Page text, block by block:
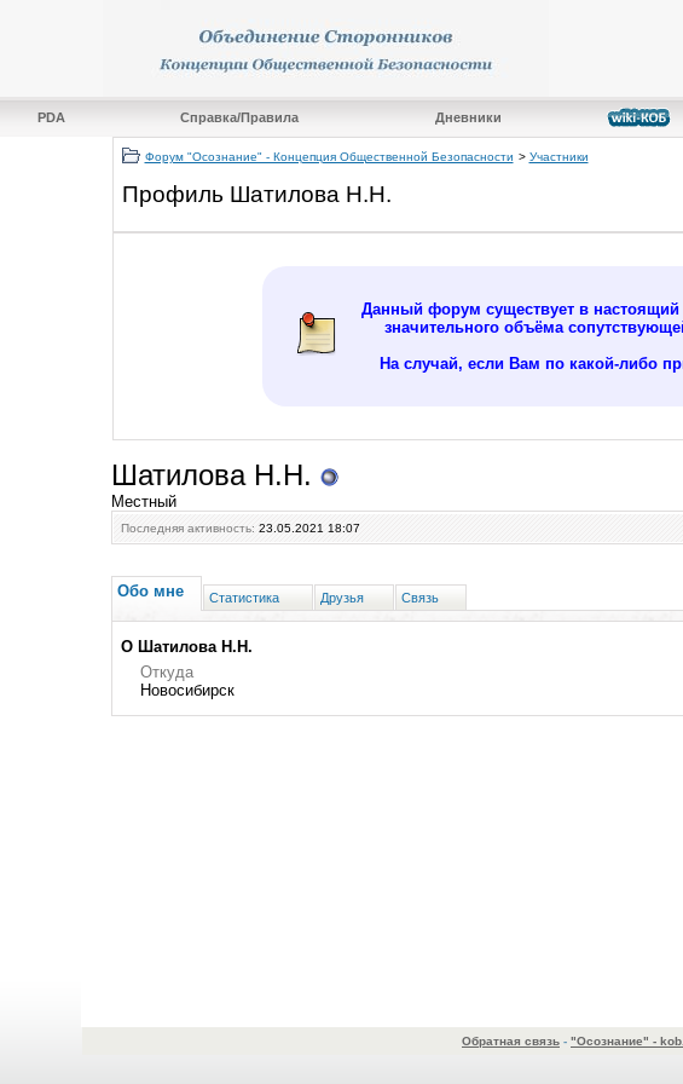
PDA Справка/Правила Дневники
Форум "Осознание" - Концепция Общественной Безопасности > Участники
Профиль Шатилова Н.Н.
Данный форум существует в
значительного объёма
На случай, если Вам по какой-либо
Шатилова Н.Н.
Местный
Последняя активность: 23.05.2021 18:07
Обо мне Статистика Друзья Связь
О Шатилова Н.Н.
Откуда
Новосибирск
Обратная связь - "Осознание" -